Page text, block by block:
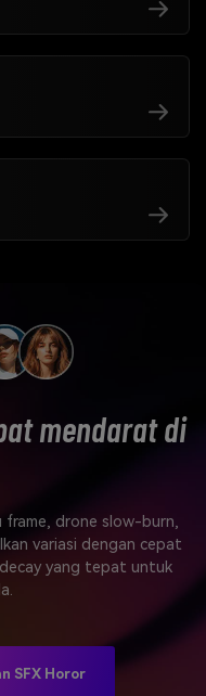
mendarat di
frame, drone slow-burn,
variasi dengan cepat
yang tepat untuk
SFX Horor